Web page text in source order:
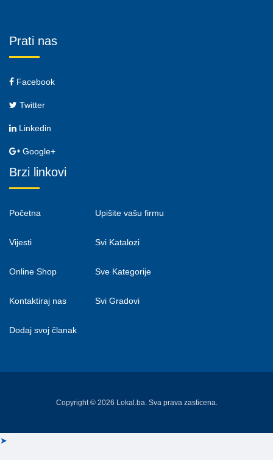
Prati nas
Facebook
Twitter
Linkedin
Google+
Brzi linkovi
Početna
Vijesti
Online Shop
Kontaktiraj nas
Dodaj svoj članak
Upišite vašu firmu
Svi Katalozi
Sve Kategorije
Svi Gradovi
Copyright © 2026 Lokal.ba. Sva prava zasticena.
➤